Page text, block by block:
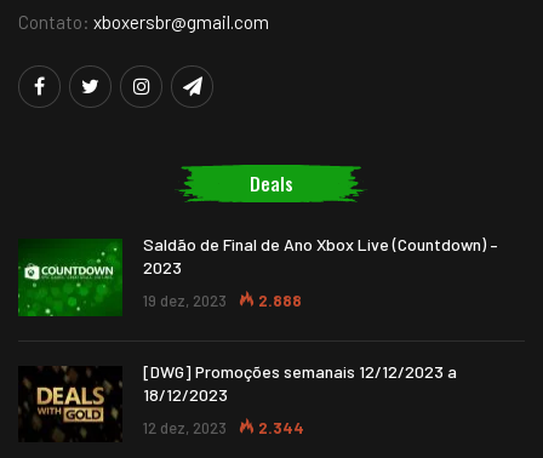
Contato: xboxersbr@gmail.com
Deals
Saldão de Final de Ano Xbox Live (Countdown) –
2023
19 dez, 2023 2.888
[DWG] Promoções semanais 12/12/2023 a
18/12/2023
12 dez, 2023 2.344